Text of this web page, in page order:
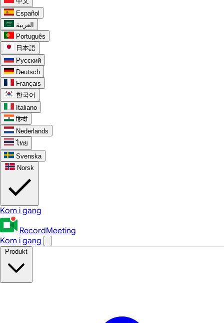
Español
العربية
Português
日本語
Русский
Deutsch
Français
한국어
Italiano
हिन्दी
Nederlands
ไทย
Svenska
Norsk
Kom i gang
RecordMeeting
Kom i gang